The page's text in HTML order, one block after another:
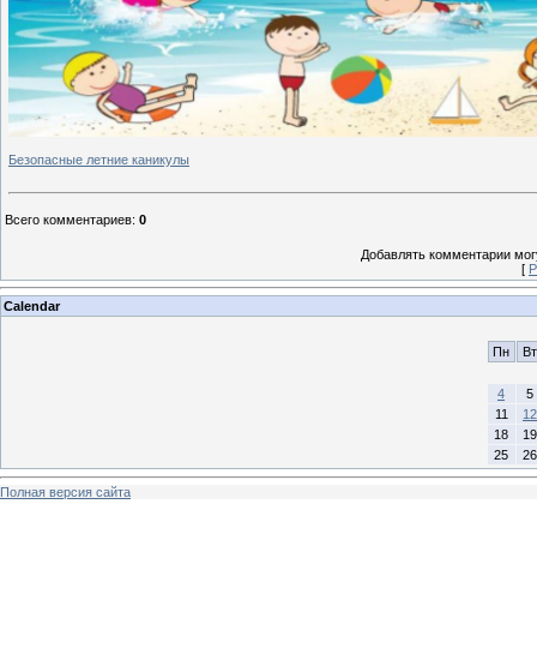
Безопасные летние каникулы
Всего комментариев: 0
Добавлять комментарии
[
Calendar
Пн Вт
4
5
11
12
18
19
25
26
Полная версия сайта